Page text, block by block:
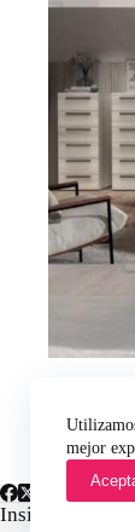
mejor
Insights